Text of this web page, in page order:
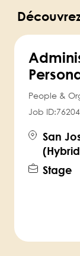
People &
Job ID:76204
San
Stage